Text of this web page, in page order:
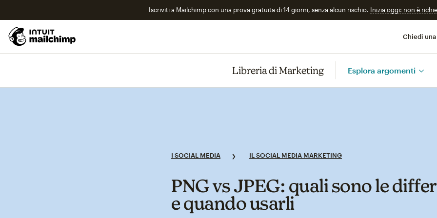
Iscriviti a Mailchimp con una prova gratuita di 14 giorni, senza alcun rischio. Inizia oggi: non è
Chiedi
Libreria di Marketing Esplora argomenti
I SOCIAL MEDIA IL SOCIAL MEDIA MARKETING
PNG vs JPEG: quali sono le
e quando usarli